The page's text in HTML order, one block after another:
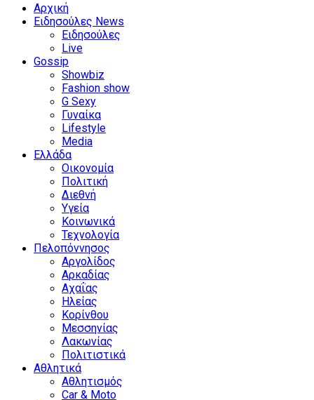
Αρχική
Ειδησούλες News
Ειδησούλες
Live
Gossip
Showbiz
Fashion show
G Sexy
Γυναίκα
Lifestyle
Media
Ελλάδα
Οικονομία
Πολιτική
Διεθνή
Υγεία
Κοινωνικά
Τεχνολογία
Πελοπόννησος
Αργολίδος
Αρκαδίας
Αχαΐας
Ηλείας
Κορίνθου
Μεσσηνίας
Λακωνίας
Πολιτιστικά
Αθλητικά
Αθλητισμός
Car & Moto